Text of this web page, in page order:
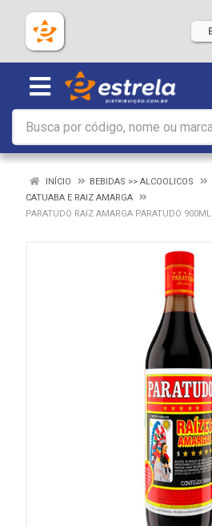
INÍCIO
BEBIDAS >> ALCOOLICOS
CATUABA E RAIZ AMARGA
PARATUDO RAIZ AMARGA PARATUDO 900ML